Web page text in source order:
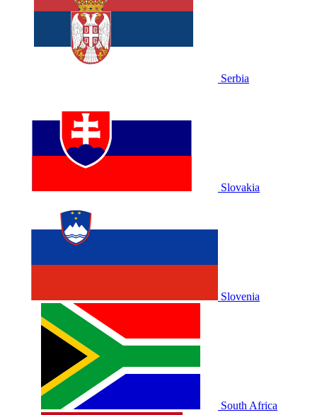
Serbia
Slovakia
Slovenia
South Africa